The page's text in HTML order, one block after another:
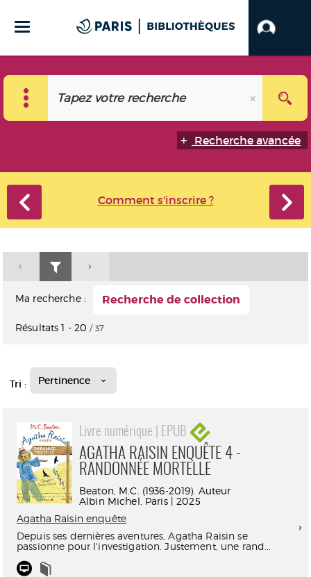
Recherche avancée
Comment s'inscrire ?
Ma recherche : Recherche de collection
Résultats1 - 20 / 37
Tri : Pertinence
Livre numérique | EPUB
AGATHA RAISIN ENQUÊTE 4 -
RANDONNÉE MORTELLE
Beaton, M.C. (1936-2019). Auteur
Albin Michel. Paris | 2025
Agatha Raisin enquête
Depuis ses dernières aventures, Agatha Raisin se
passionne pour l'investigation. Justement, une rand...